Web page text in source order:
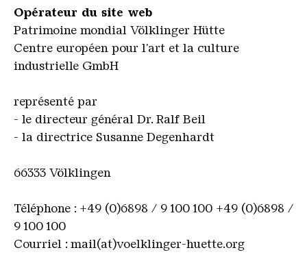
Opérateur du site web
Patrimoine mondial Völklinger Hütte
Centre européen pour l'art et la culture
industrielle GmbH
représenté par
- le directeur général Dr. Ralf Beil
- la directrice Susanne Degenhardt
66333 Völklingen
Téléphone : +49 (0)6898 / 9 100 100 +49 (0)6898 /
9 100 100
Courriel : mail(at)voelklinger-huette.org